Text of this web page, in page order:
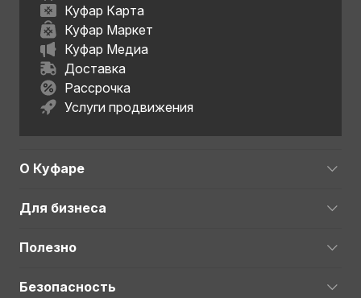
Куфар Карта
Куфар Маркет
Куфар Медиа
Доставка
Рассрочка
Услуги продвижения
О Куфаре
Для бизнеса
Полезно
Безопасность